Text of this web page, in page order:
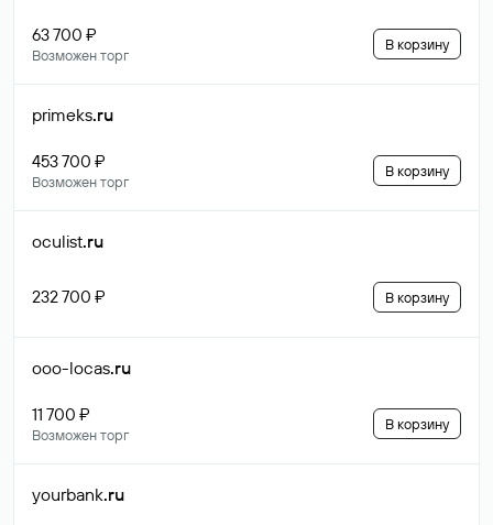
63 700 ₽
Возможен торг
В корзину
primeks.ru
453 700 ₽
Возможен торг
В корзину
oculist.ru
232 700 ₽ В корзину
ooo-locas.ru
11 700 ₽
Возможен торг
В корзину
yourbank.ru